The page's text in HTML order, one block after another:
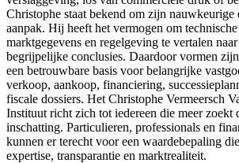
Christophe staat bekend om zijn nauwkeurige
aanpak. Hij heeft het vermogen om
marktgegevens en regelgeving te vertalen
begrijpelijke conclusies. Daardoor vormen
een betrouwbare basis voor belangrijke
verkoop, aankoop, financiering,
fiscale dossiers. Het Christophe Vermeersch
Instituut richt zich tot iedereen die meer zoekt
inschatting. Particulieren, professionals en
kunnen er terecht voor een waardebepaling
expertise, transparantie en marktrealiteit.